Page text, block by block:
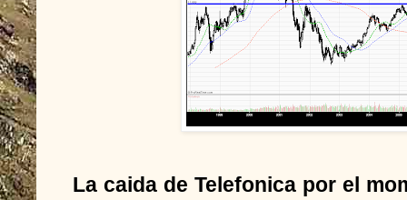
La caida de Telefonica por el